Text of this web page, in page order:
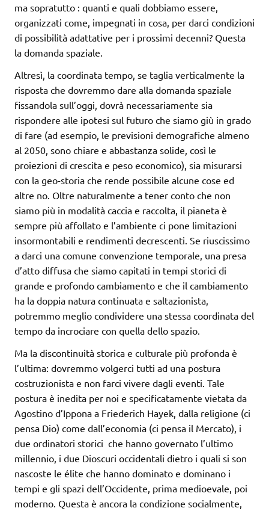
ma sopratutto : quanti e quali dobbiamo essere,
organizzati come, impegnati in cosa, per darci condizioni
di possibilità adattative per i prossimi decenni? Questa
la domanda spaziale.
Altresì, la coordinata tempo, se taglia verticalmente la
risposta che dovremmo dare alla domanda spaziale
fissandola sull’oggi, dovrà necessariamente sia
rispondere alle ipotesi sul futuro che siamo giù in grado
di fare (ad esempio, le previsioni demografiche almeno
al 2050, sono chiare e abbastanza solide, così le
proiezioni di crescita e peso economico), sia misurarsi
con la geo-storia che rende possibile alcune cose ed
altre no. Oltre naturalmente a tener conto che non
siamo più in modalità caccia e raccolta, il pianeta è
sempre più affollato e l’ambiente ci pone limitazioni
insormontabili e rendimenti decrescenti. Se riuscissimo
a darci una comune convenzione temporale, una presa
d’atto diffusa che siamo capitati in tempi storici di
grande e profondo cambiamento e che il cambiamento
ha la doppia natura continuata e saltazionista,
potremmo meglio condividere una stessa coordinata del
tempo da incrociare con quella dello spazio.
Ma la discontinuità storica e culturale più profonda è
l’ultima: dovremmo volgerci tutti ad una postura
costruzionista e non farci vivere dagli eventi. Tale
postura è inedita per noi e specificatamente vietata da
Agostino d’Ippona a Friederich Hayek, dalla religione (ci
pensa Dio) come dall’economia (ci pensa il Mercato), i
due ordinatori storici che hanno governato l’ultimo
millennio, i due Dioscuri occidentali dietro i quali si son
nascoste le élite che hanno dominato e dominano i
tempi e gli spazi dell’Occidente, prima medioevale, poi
moderno. Questa è ancora la condizione socialmente,